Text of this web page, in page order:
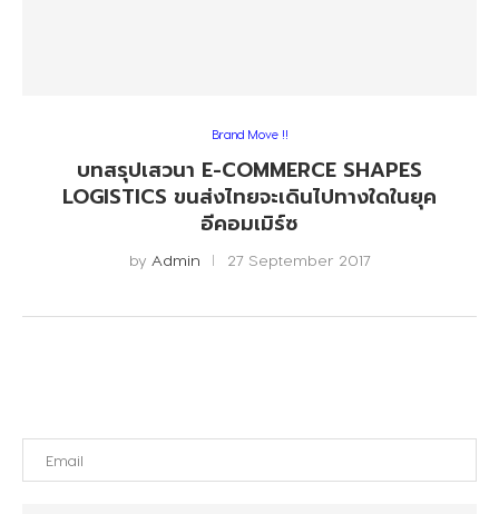
Brand Move !!
บทสรุปเสวนา E-COMMERCE SHAPES
LOGISTICS ขนส่งไทยจะเดินไปทางใดในยุค
อีคอมเมิร์ซ
by Admin 27 September 2017